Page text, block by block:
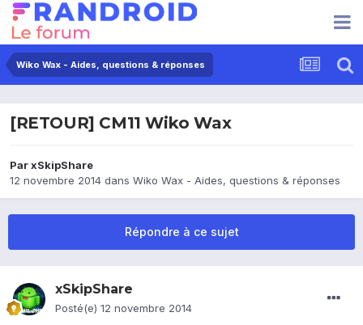
Wiko Wax - Aides, questions & réponses
[RETOUR] CM11 Wiko Wax
ParxSkipShare
12 novembre 2014 dans Wiko Wax - Aides, questions & réponses
Répondre à ce sujet
xSkipShare
Posté(e) 12 novembre 2014